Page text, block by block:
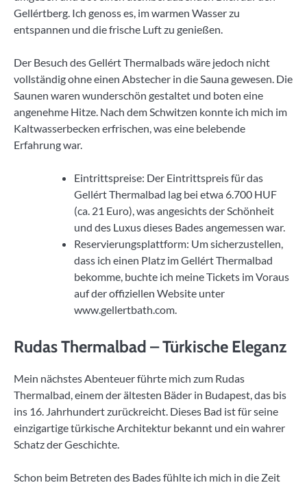
Gellértberg. Ich genoss es, im warmen Wasser zu
entspannen und die frische Luft zu genießen.
Der Besuch des Gellért Thermalbads wäre jedoch nicht
vollständig ohne einen Abstecher in die Sauna gewesen. Die
Saunen waren wunderschön gestaltet und boten eine
angenehme Hitze. Nach dem Schwitzen konnte ich mich im
Kaltwasserbecken erfrischen, was eine belebende
Erfahrung war.
Eintrittspreise: Der Eintrittspreis für das
Gellért Thermalbad lag bei etwa 6.700 HUF
(ca. 21 Euro), was angesichts der Schönheit
und des Luxus dieses Bades angemessen war.
Reservierungsplattform: Um sicherzustellen,
dass ich einen Platz im Gellért Thermalbad
bekomme, buchte ich meine Tickets im Voraus
auf der offiziellen Website unter
www.gellertbath.com.
Rudas Thermalbad – Türkische Eleganz
Mein nächstes Abenteuer führte mich zum Rudas
Thermalbad, einem der ältesten Bäder in Budapest, das bis
ins 16. Jahrhundert zurückreicht. Dieses Bad ist für seine
einzigartige türkische Architektur bekannt und ein wahrer
Schatz der Geschichte.
Schon beim Betreten des Bades fühlte ich mich in die Zeit